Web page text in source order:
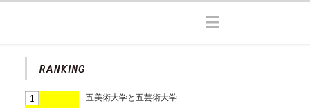
五美術大学と五芸術大学